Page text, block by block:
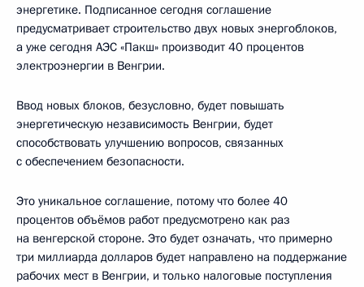
энергетике. Подписанное сегодня соглашение
предусматривает строительство двух новых энергоблоков,
а уже сегодня АЭС «Пакш» производит 40 процентов
электроэнергии в Венгрии.
Ввод новых блоков, безусловно, будет повышать
энергетическую независимость Венгрии, будет
способствовать улучшению вопросов, связанных
с обеспечением безопасности.
Это уникальное соглашение, потому что более 40
процентов объёмов работ предусмотрено как раз
на венгерской стороне. Это будет означать, что примерно
три миллиарда долларов будет направлено на поддержание
рабочих мест в Венгрии, и только налоговые поступления